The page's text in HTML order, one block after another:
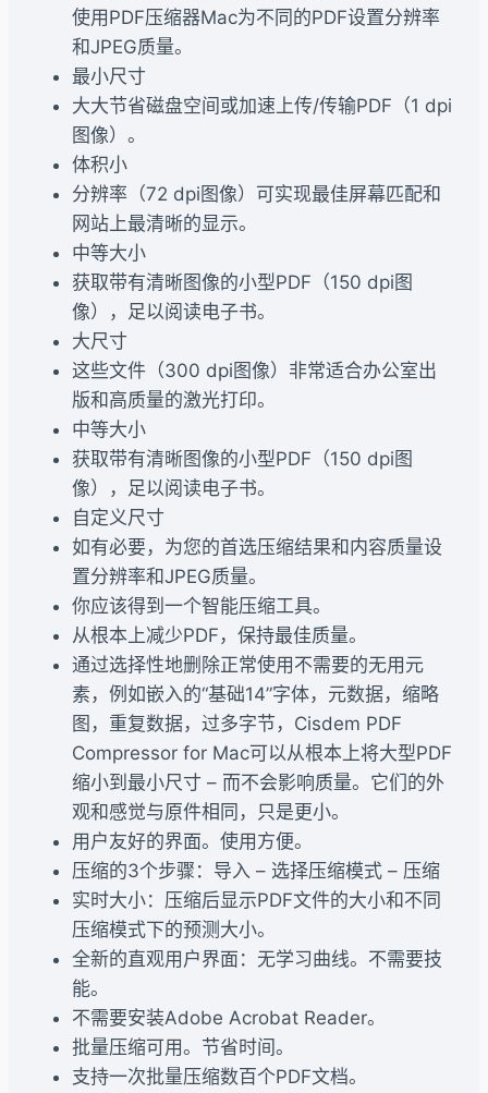
使用PDF压缩器Mac为不同的PDF设置分辨率
和JPEG质量。
最小尺寸
大大节省磁盘空间或加速上传/传输PDF（1 dpi
图像）。
体积小
分辨率（72 dpi图像）可实现最佳屏幕匹配和
网站上最清晰的显示。
中等大小
获取带有清晰图像的小型PDF（150 dpi图
像），足以阅读电子书。
大尺寸
这些文件（300 dpi图像）非常适合办公室出
版和高质量的激光打印。
中等大小
获取带有清晰图像的小型PDF（150 dpi图
像），足以阅读电子书。
自定义尺寸
如有必要，为您的首选压缩结果和内容质量设
置分辨率和JPEG质量。
你应该得到一个智能压缩工具。
从根本上减少PDF，保持最佳质量。
通过选择性地删除正常使用不需要的无用元
素，例如嵌入的“基础14”字体，元数据，缩略
图，重复数据，过多字节，Cisdem PDF
Compressor for Mac可以从根本上将大型PDF
缩小到最小尺寸 – 而不会影响质量。它们的外
观和感觉与原件相同，只是更小。
用户友好的界面。使用方便。
压缩的3个步骤：导入 – 选择压缩模式 – 压缩
实时大小：压缩后显示PDF文件的大小和不同
压缩模式下的预测大小。
全新的直观用户界面：无学习曲线。不需要技
能。
不需要安装Adobe Acrobat Reader。
批量压缩可用。节省时间。
支持一次批量压缩数百个PDF文档。